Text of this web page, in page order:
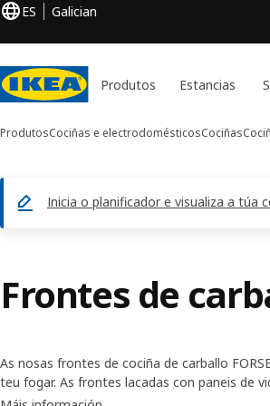
ES Galician
Produtos Estancias
ProdutosCociñas e electrodomésticosCociñas
Inicia o planificador e visualiza a túa
Frontes de
As nosas frontes de cociña de carballo
teu fogar. As frontes lacadas con paneis de
tradicional. Complétaas cos pomos,